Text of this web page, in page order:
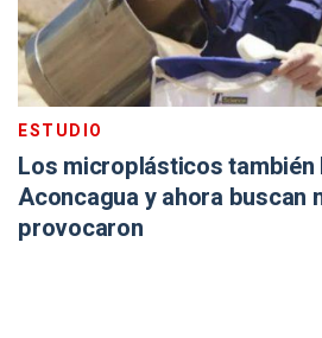
ESTUDIO
Los microplásticos también
Aconcagua y ahora buscan
provocaron